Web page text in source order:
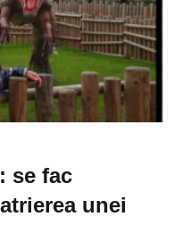
se fac
unei